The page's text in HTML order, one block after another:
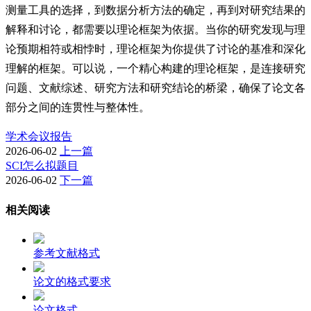
测量工具的选择，到数据分析方法的确定，再到对研究结果的
解释和讨论，都需要以理论框架为依据。当你的研究发现与理
论预期相符或相悖时，理论框架为你提供了讨论的基准和深化
理解的框架。可以说，一个精心构建的理论框架，是连接研究
问题、文献综述、研究方法和研究结论的桥梁，确保了论文各
部分之间的连贯性与整体性。
学术会议报告
2026-06-02 上一篇
SCI怎么拟题目
2026-06-02 下一篇
相关阅读
参考文献格式
论文的格式要求